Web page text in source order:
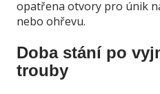
opatřena otvory pro únik
nebo ohřevu.
Doba stání po
trouby